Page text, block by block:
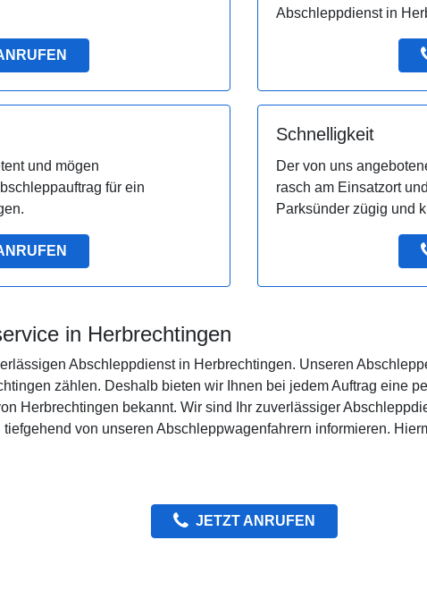
Abschleppdienst in
und mögen
für ein
Schnelligkeit
Der von uns
rasch am Einsatzort
Parksünder zügig und
in Herbrechtingen
Abschleppdienst in Herbrechtingen. Unseren
zählen. Deshalb bieten wir Ihnen bei jedem Auftrag eine
Herbrechtingen bekannt. Wir sind Ihr zuverlässiger
von unseren Abschleppwagenfahrern informieren.
JETZT ANRUFEN